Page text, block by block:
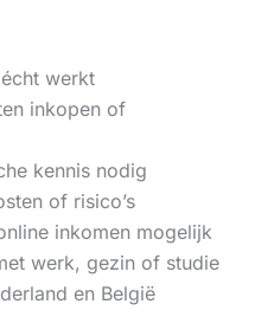
werkt
inkopen of
kennis nodig
of risico’s
inkomen mogelijk
werk, gezin of studie
en België